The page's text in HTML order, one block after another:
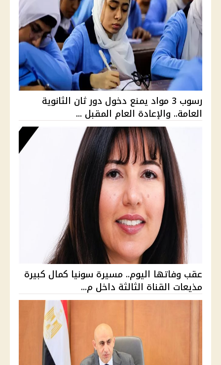
رسوب 3 مواد يمنع دخول دور ثان الثانوية
العامة.. والإعادة العام المقبل ...
عقب وفاتها اليوم.. مسيرة سونيا كمال كبيرة
مذيعات القناة الثالثة داخل م...